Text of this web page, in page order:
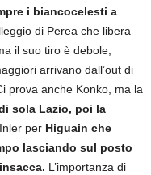
i biancocelesti a
di Perea che libera
il suo tiro è debole,
arrivano dall’out di
prova anche Konko, ma la
sola Lazio, poi la
per Higuain che
lasciando sul posto
L’importanza di